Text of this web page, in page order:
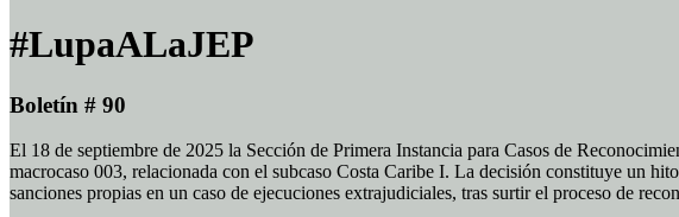
#LupaALaJEP
Boletín # 90
El 18 de septiembre de 2025 la Sección de Primera Instancia para Casos de
macrocaso 003, relacionada con el subcaso Costa Caribe I. La decisión constituye un
sanciones propias en un caso de ejecuciones extrajudiciales, tras surtir el proceso de